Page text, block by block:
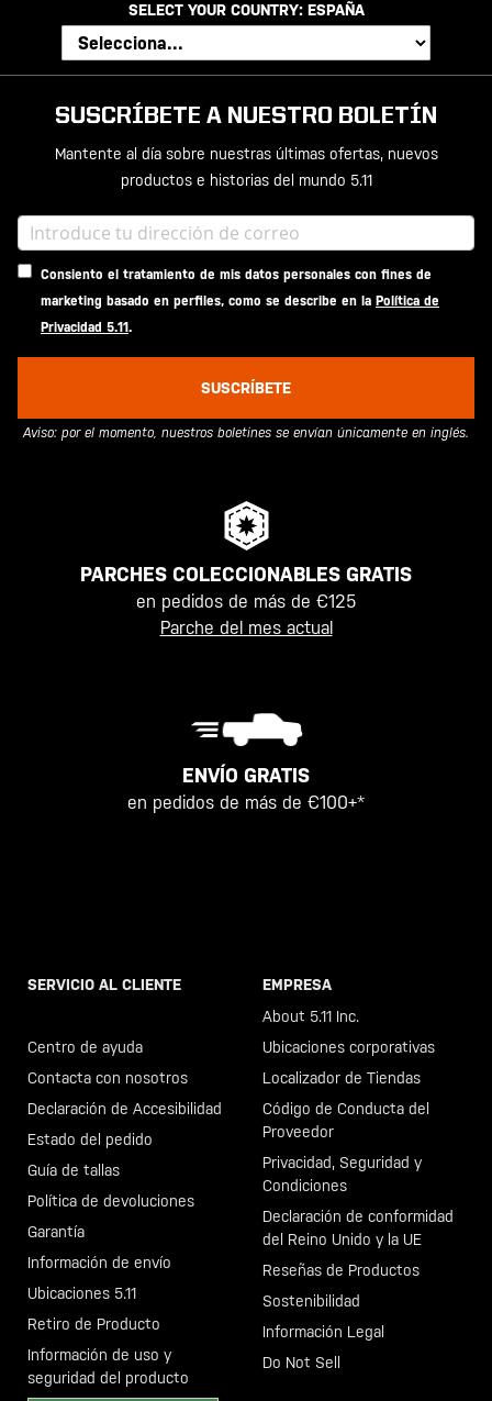
SELECT YOUR COUNTRY: ESPAÑA
SUSCRÍBETE A NUESTRO BOLETÍN
Mantente al día sobre nuestras últimas ofertas, nuevos
productos e historias del mundo 5.11
Consiento el tratamiento de mis datos personales con fines de
marketing basado en perfiles, como se describe en la Política de
Privacidad 5.11.
SUSCRÍBETE
Aviso: por el momento, nuestros boletines se envían únicamente en inglés.
PARCHES COLECCIONABLES GRATIS
en pedidos de más de €125
Parche del mes actual
ENVÍO GRATIS
en pedidos de más de €100+*
SERVICIO AL CLIENTE
Centro de ayuda
Contacta con nosotros
Declaración de Accesibilidad
Estado del pedido
Guía de tallas
Política de devoluciones
Garantía
Información de envío
Ubicaciones 5.11
Retiro de Producto
Información de uso y
seguridad del producto
EMPRESA
About 5.11 Inc.
Ubicaciones corporativas
Localizador de Tiendas
Código de Conducta del
Proveedor
Privacidad, Seguridad y
Condiciones
Declaración de conformidad
del Reino Unido y la UE
Reseñas de Productos
Sostenibilidad
Información Legal
Do Not Sell